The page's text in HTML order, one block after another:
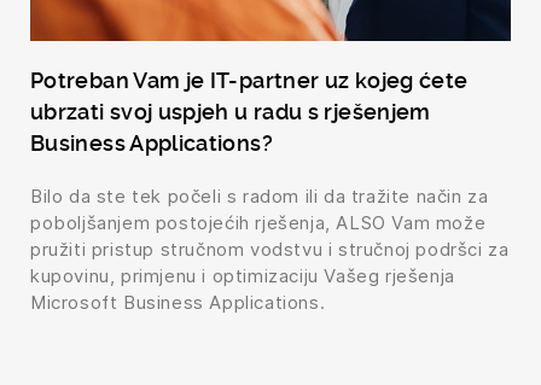
Potreban Vam je IT-partner uz kojeg ćete
ubrzati svoj uspjeh u radu s rješenjem
Business Applications?
Bilo da ste tek počeli s radom ili da tražite način za
poboljšanjem postojećih rješenja, ALSO Vam može
pružiti pristup stručnom vodstvu i stručnoj podršci za
kupovinu, primjenu i optimizaciju Vašeg rješenja
Microsoft Business Applications.